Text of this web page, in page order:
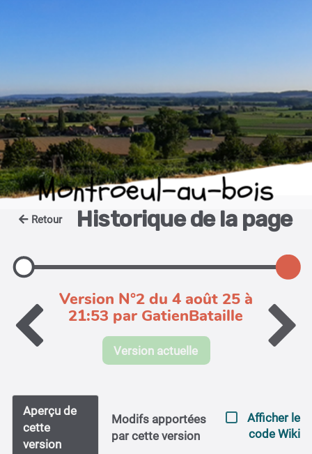
Montroeul-au-bois
Retour Historique de la page
Version N°2 du 4 août 25 à
21:53 par GatienBataille
Version actuelle
Aperçu de
cette
version
Modifs apportées
par cette version
Afficher le
code Wiki